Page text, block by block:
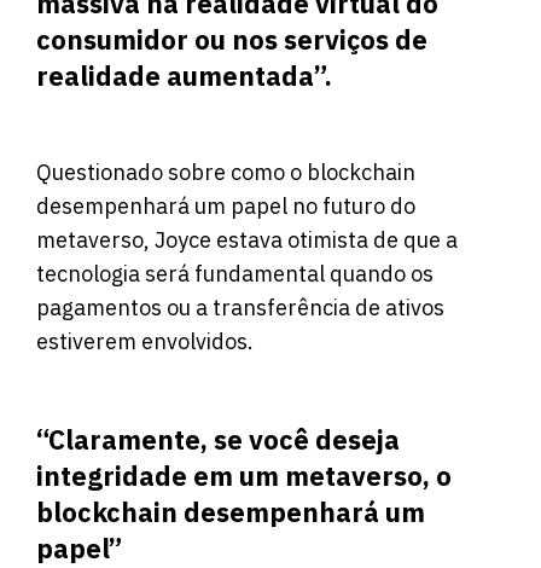
consumidor ou nos serviços de
realidade aumentada”.
Questionado sobre como o blockchain
desempenhará um papel no futuro do
metaverso, Joyce estava otimista de que a
tecnologia será fundamental quando os
pagamentos ou a transferência de ativos
estiverem envolvidos.
“Claramente, se você deseja
integridade em um metaverso, o
blockchain desempenhará um
papel”